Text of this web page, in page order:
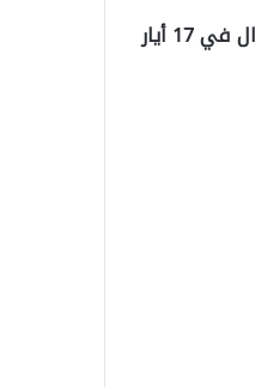
أي أن دفع فواتير الكهرباء والغازي الطبيعي في عموم تركيا ستكون بعد انتهاء حظر التجوال في 17 أيار